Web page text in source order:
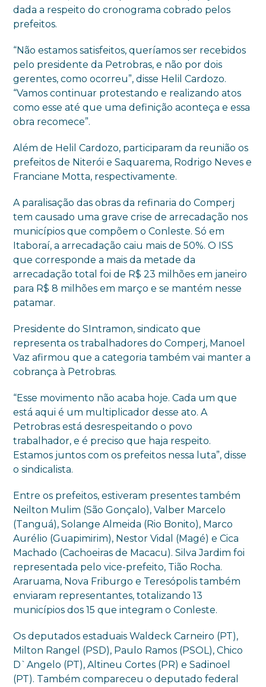
dada a respeito do cronograma cobrado pelos
prefeitos.
“Não estamos satisfeitos, queríamos ser recebidos
pelo presidente da Petrobras, e não por dois
gerentes, como ocorreu”, disse Helil Cardozo.
“Vamos continuar protestando e realizando atos
como esse até que uma definição aconteça e essa
obra recomece”.
Além de Helil Cardozo, participaram da reunião os
prefeitos de Niterói e Saquarema, Rodrigo Neves e
Franciane Motta, respectivamente.
A paralisação das obras da refinaria do Comperj
tem causado uma grave crise de arrecadação nos
municípios que compõem o Conleste. Só em
Itaboraí, a arrecadação caiu mais de 50%. O ISS
que corresponde a mais da metade da
arrecadação total foi de R$ 23 milhões em janeiro
para R$ 8 milhões em março e se mantém nesse
patamar.
Presidente do SIntramon, sindicato que
representa os trabalhadores do Comperj, Manoel
Vaz afirmou que a categoria também vai manter a
cobrança à Petrobras.
“Esse movimento não acaba hoje. Cada um que
está aqui é um multiplicador desse ato. A
Petrobras está desrespeitando o povo
trabalhador, e é preciso que haja respeito.
Estamos juntos com os prefeitos nessa luta”, disse
o sindicalista.
Entre os prefeitos, estiveram presentes também
Neilton Mulim (São Gonçalo), Valber Marcelo
(Tanguá), Solange Almeida (Rio Bonito), Marco
Aurélio (Guapimirim), Nestor Vidal (Magé) e Cica
Machado (Cachoeiras de Macacu). Silva Jardim foi
representada pelo vice-prefeito, Tião Rocha.
Araruama, Nova Friburgo e Teresópolis também
enviaram representantes, totalizando 13
municípios dos 15 que integram o Conleste.
Os deputados estaduais Waldeck Carneiro (PT),
Milton Rangel (PSD), Paulo Ramos (PSOL), Chico
D`Angelo (PT), Altineu Cortes (PR) e Sadinoel
(PT). Também compareceu o deputado federal